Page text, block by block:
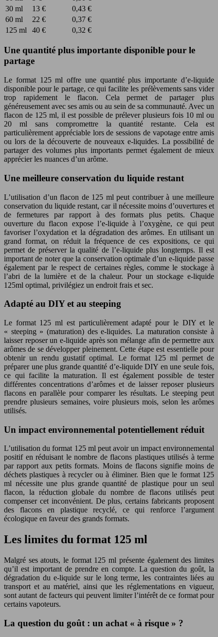
30 ml
13 €
0,43 €
60 ml
22 €
0,37 €
125 ml
40 € 0,32 €
Une quantité plus importante disponible pour le
partage
Le format 125 ml offre une quantité plus importante d’e-liquide
disponible pour le partage, ce qui facilite les prélèvements sans vider
trop rapidement le flacon. Cela permet de partager plus
généreusement avec ses amis ou au sein de sa communauté. Avec un
flacon de 125 ml, il est possible de prélever plusieurs fois 10 ml ou
20 ml sans compromettre la quantité restante. Cela est
particulièrement appréciable lors de sessions de vapotage entre amis
ou lors de la découverte de nouveaux e-liquides. La possibilité de
partager des volumes plus importants permet également de mieux
apprécier les nuances d’un arôme.
Une meilleure conservation du liquide restant
L’utilisation d’un flacon de 125 ml peut contribuer à une meilleure
conservation du liquide restant, car il nécessite moins d’ouvertures et
de fermetures par rapport à des formats plus petits. Chaque
ouverture du flacon expose l’e-liquide à l’oxygène, ce qui peut
favoriser l’oxydation et la dégradation des arômes. En utilisant un
grand format, on réduit la fréquence de ces expositions, ce qui
permet de préserver la qualité de l’e-liquide plus longtemps. Il est
important de noter que la conservation optimale d’un e-liquide passe
également par le respect de certaines règles, comme le stockage à
l’abri de la lumière et de la chaleur. Pour un stockage e-liquide
125ml optimal, privilégiez un endroit frais et sec.
Adapté au DIY et au steeping
Le format 125 ml est particulièrement adapté pour le DIY et le
« steeping » (maturation) des e-liquides. La maturation consiste à
laisser reposer un e-liquide après son mélange afin de permettre aux
arômes de se développer pleinement. Cette étape est essentielle pour
obtenir un rendu gustatif optimal. Le format 125 ml permet de
préparer une plus grande quantité d’e-liquide DIY en une seule fois,
ce qui facilite la maturation. Il est également possible de tester
différentes concentrations d’arômes et de laisser reposer plusieurs
flacons en parallèle pour comparer les résultats. Le steeping peut
prendre plusieurs semaines, voire plusieurs mois, selon les arômes
utilisés.
Un impact environnemental potentiellement réduit
L’utilisation du format 125 ml peut avoir un impact environnemental
positif en réduisant le nombre de flacons plastiques utilisés à terme
par rapport aux petits formats. Moins de flacons signifie moins de
déchets plastiques à recycler ou à éliminer. Bien que le format 125
ml nécessite une plus grande quantité de plastique pour un seul
flacon, la réduction globale du nombre de flacons utilisés peut
compenser cet inconvénient. De plus, certains fabricants proposent
des flacons en plastique recyclé, ce qui renforce l’argument
écologique en faveur des grands formats.
Les limites du format 125 ml
Malgré ses atouts, le format 125 ml présente également des limites
qu’il est important de prendre en compte. La question du goût, la
dégradation du e-liquide sur le long terme, les contraintes liées au
transport et au matériel, ainsi que les réglementations en vigueur,
sont autant de facteurs qui peuvent limiter l’intérêt de ce format pour
certains vapoteurs.
La question du goût : un achat « à risque » ?